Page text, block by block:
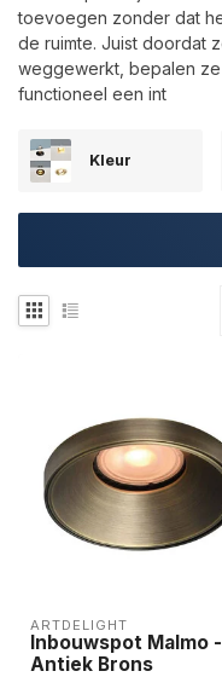
toevoegen zonder dat
de ruimte. Juist doordat
weggewerkt, bepalen
functioneel een int
Kleur
ARTDELIGHT
Inbouwspot Malmo -
Antiek Brons